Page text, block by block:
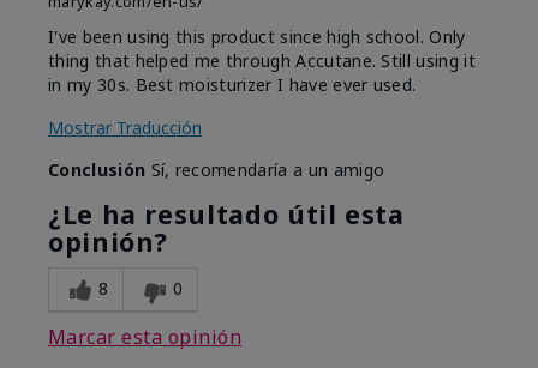
I've been using this product since high school. Only
thing that helped me through Accutane. Still using it
in my 30s. Best moisturizer I have ever used.
Mostrar Traducción
Conclusión Sí, recomendaría a un amigo
¿Le ha resultado útil esta
opinión?
8 0
Marcar esta opinión